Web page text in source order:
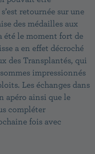
retournée sur une
des médailles aux
été le moment fort de
a en effet décroché
des Transplantés, qui
impressionnés
Les échanges dans
apéro ainsi que le
compléter
fois avec